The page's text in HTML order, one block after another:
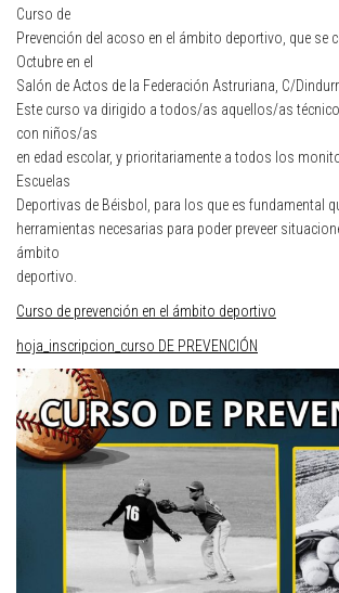
Curso de
Prevención del acoso en el ámbito deportivo, que se
Octubre en el
Salón de Actos de la Federación Astruriana, C/
Este curso va dirigido a todos/as aquellos/as
con niños/as
en edad escolar, y prioritariamente a todos los
Escuelas
Deportivas de Béisbol, para los que es fundamental
herramientas necesarias para poder preveer
ámbito
deportivo.
Curso de prevención en el ámbito deportivo
hoja_inscripcion_curso DE PREVENCIÓN